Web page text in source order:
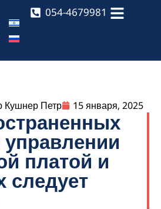
054-4679981
Кушнер Петр 15 января, 2025
платой и
следует